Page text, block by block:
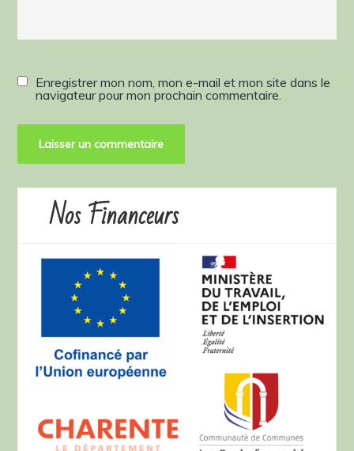
Enregistrer mon nom, mon e-mail et mon site dans le
navigateur pour mon prochain commentaire.
Nos Financeurs